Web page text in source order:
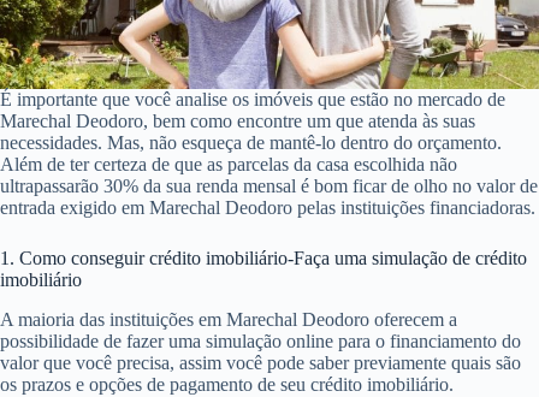
É importante que você analise os imóveis que estão no mercado de
Marechal Deodoro, bem como encontre um que atenda às suas
necessidades. Mas, não esqueça de mantê-lo dentro do orçamento.
Além de ter certeza de que as parcelas da casa escolhida não
ultrapassarão 30% da sua renda mensal é bom ficar de olho no valor de
entrada exigido em Marechal Deodoro pelas instituições financiadoras.
1. Como conseguir crédito imobiliário-Faça uma simulação de crédito
imobiliário
A maioria das instituições em Marechal Deodoro oferecem a
possibilidade de fazer uma simulação online para o financiamento do
valor que você precisa, assim você pode saber previamente quais são
os prazos e opções de pagamento de seu crédito imobiliário.